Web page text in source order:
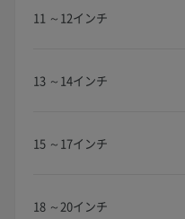
11 ～12インチ
13 ～14インチ
15 ～17インチ
18 ～20インチ